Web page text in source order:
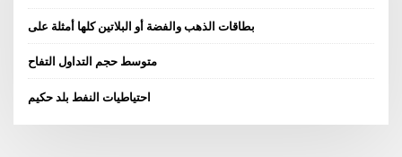
بطاقات الذهب والفضة أو البلاتين كلها أمثلة على
متوسط ​​حجم التداول التفاح
احتياطيات النفط بلد حكيم